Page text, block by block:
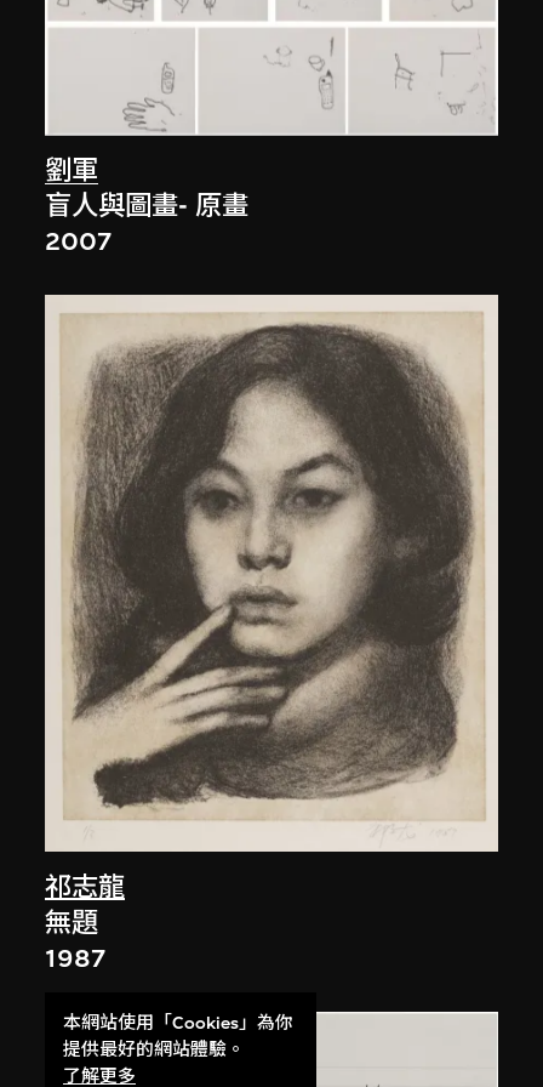
劉軍
盲人與圖畫- 原畫
2007
祁志龍
無題
1987
本網站使用「Cookies」為你
提供最好的網站體驗。
了解更多